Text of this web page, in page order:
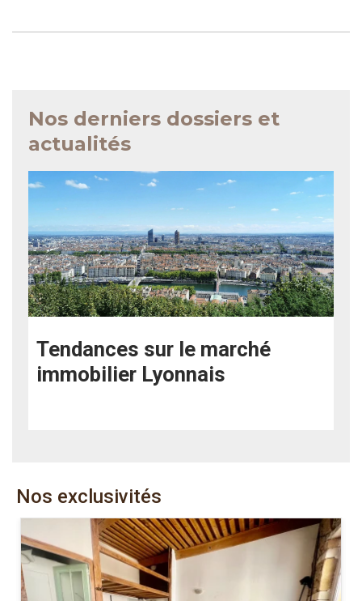
Nos derniers dossiers et
actualités
Tendances sur le marché
immobilier Lyonnais
Nos exclusivités